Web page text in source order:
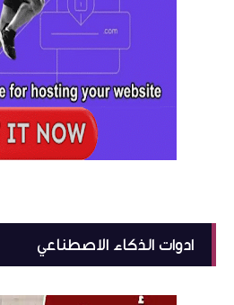
ادوات الذكاء الاصطناعي